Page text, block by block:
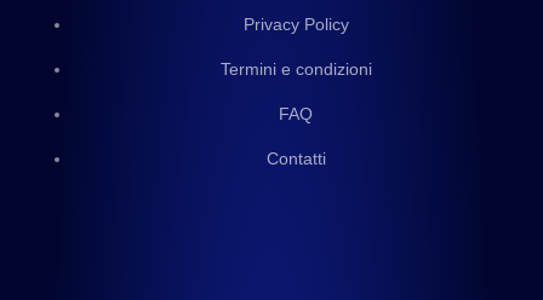
Privacy Policy
Termini e condizioni
FAQ
Contatti